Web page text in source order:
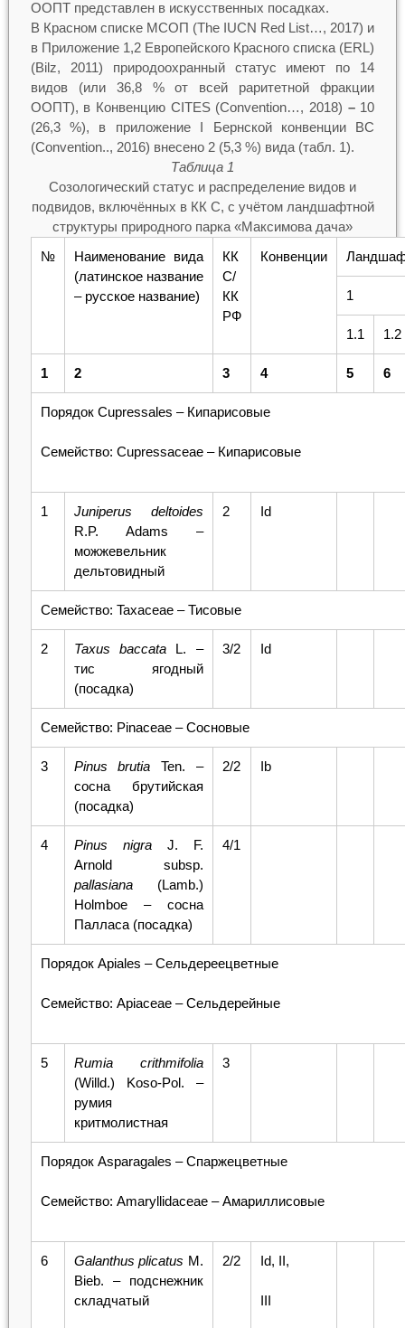
ООПТ представлен в искусственных посадках.
В Красном списке МСОП (The IUCN Red List…, 2017) и
в Приложение 1,2 Европейского Красного списка (ERL)
(Bilz, 2011) природоохранный статус имеют по 14
видов (или 36,8 % от всей раритетной фракции
ООПТ), в Конвенцию CITES (Convention…, 2018) –10
(26,3 %), в приложение I Бернской конвенции ВС
(Convention.., 2016) внесено 2 (5,3 %) вида (табл. 1).
Таблица 1
Созологический статус и распределение видов и
подвидов, включённых в КК С, с учётом ландшафтной
структуры природного парка «Максимова дача»
№
Наименование вида
(латинское название
– русское название)
КК
С/
КК
РФ
Конвенции
1
1.1 1.2
1 2 3 4 5 6
Порядок Cupressales – Кипарисовые
Семейство: Cupressaceae – Кипарисовые
1 Juniperus
deltoides
R.P. Adams –
можжевельник
дельтовидный
2 Id
Семейство: Taxaceae – Тисовые
2 Taxus bacсata L. –
тис ягодный
(посадка)
3/2 Id
Семейство: Pinaceae – Сосновые
3 Pinus brutia Ten. –
сосна брутийская
(посадка)
2/2 Ib
4 Pinus nigraJ. F.
Arnold subsp.
pallasiana(Lamb.)
Holmboe – сосна
Палласа (посадка)
4/1
Порядок Apiales – Сельдереецветные
Семейство: Apiaceae – Сельдерейные
5 Rumia
crithmifolia
(Willd.) Koso-Pol. –
румия
критмолистная
3
Порядок Asparagales – Спаржецветные
Семейство: Amaryllidaceae – Амариллисовые
6 Galanthus plicatus M.
Bieb. – подснежник
складчатый
2/2 Id, II,
III